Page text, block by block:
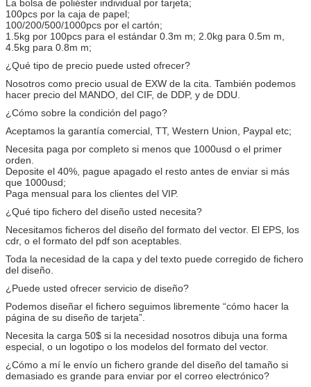
La bolsa de poliéster individual por tarjeta;
100pcs por la caja de papel;
100/200/500/1000pcs por el cartón;
1.5kg por 100pcs para el estándar 0.3m m; 2.0kg para 0.5m m,
4.5kg para 0.8m m;
¿Qué tipo de precio puede usted ofrecer?
Nosotros como precio usual de EXW de la cita. También podemos
hacer precio del MANDO, del CIF, de DDP, y de DDU.
¿Cómo sobre la condición del pago?
Aceptamos la garantía comercial, TT, Western Union, Paypal etc;
Necesita paga por completo si menos que 1000usd o el primer
orden.
Deposite el 40%, pague apagado el resto antes de enviar si más
que 1000usd;
Paga mensual para los clientes del VIP.
¿Qué tipo fichero del diseño usted necesita?
Necesitamos ficheros del diseño del formato del vector. El EPS, los
cdr, o el formato del pdf son aceptables.
Toda la necesidad de la capa y del texto puede corregido de fichero
del diseño.
¿Puede usted ofrecer servicio de diseño?
Podemos diseñar el fichero seguimos libremente “cómo hacer la
página de su diseño de tarjeta”.
Necesita la carga 50$ si la necesidad nosotros dibuja una forma
especial, o un logotipo o los modelos del formato del vector.
¿Cómo a mí le envío un fichero grande del diseño del tamaño si
demasiado es grande para enviar por el correo electrónico?